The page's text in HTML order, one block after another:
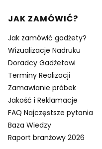
Linki w stopce
JAK ZAMÓWIĆ?
Jak zamówić gadżety?
Wizualizacje Nadruku
Doradcy Gadżetowi
Terminy Realizacji
Zamawianie próbek
Jakość i Reklamacje
FAQ Najczęstsze pytania
Baza Wiedzy
Raport branżowy 2026